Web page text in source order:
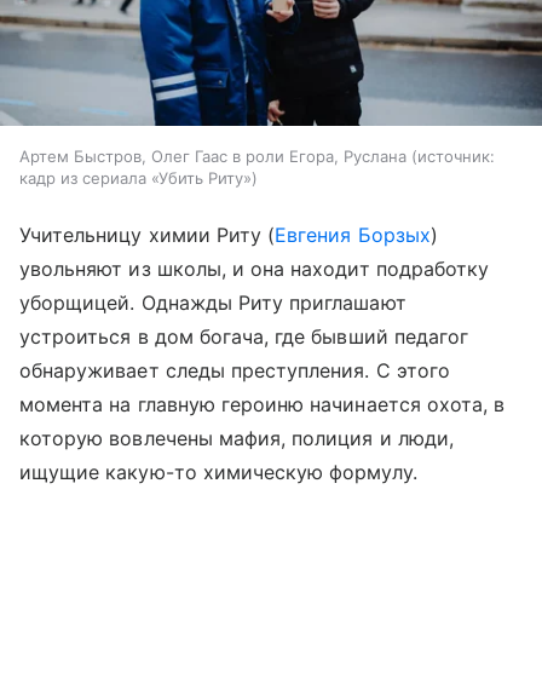
Артем Быстров, Олег Гаас в роли Егора, Руслана
источник:
кадр из сериала «Убить Риту»
Учительницу химии Риту (Евгения Борзых)
увольняют из школы, и она находит подработку
уборщицей. Однажды Риту приглашают
устроиться в дом богача, где бывший педагог
обнаруживает следы преступления. С этого
момента на главную героиню начинается охота, в
которую вовлечены мафия, полиция и люди,
ищущие какую-то химическую формулу.